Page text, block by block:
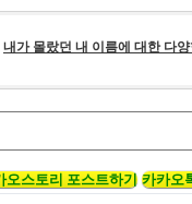
내가 몰랐던 내 이름에 대한 다
오스토리 포스트하기 카카오